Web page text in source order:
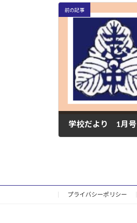
前の記事
学校だより 1月号
プライバシーポリシー